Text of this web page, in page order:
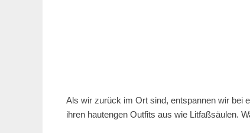
Als wir zurück im Ort sind, entspannen wir bei
ihren hautengen Outfits aus wie Litfaßsäulen.